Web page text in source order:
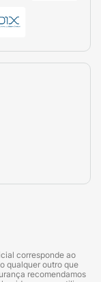
corresponde ao
qualquer outro que
recomendamos